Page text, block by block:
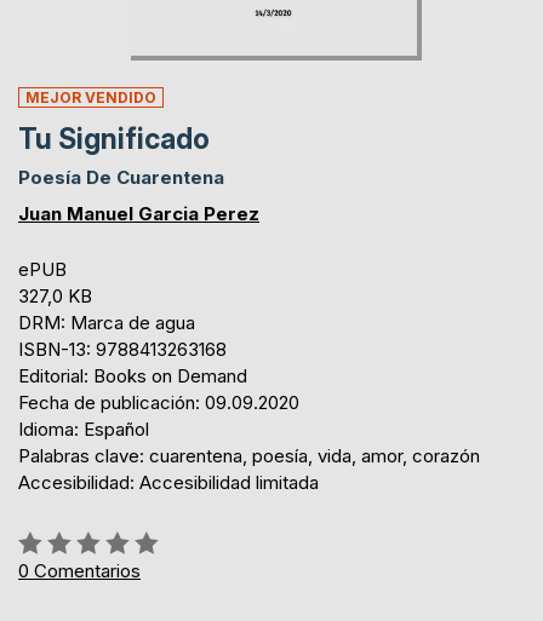
MEJOR VENDIDO
Tu Significado
Poesía De Cuarentena
Juan Manuel Garcia Perez
ePUB
327,0 KB
DRM: Marca de agua
ISBN-13: 9788413263168
Editorial: Books on Demand
Fecha de publicación: 09.09.2020
Idioma: Español
Palabras clave: cuarentena, poesía, vida, amor, corazón
Accesibilidad: Accesibilidad limitada
Rating:
0%
0 Comentarios